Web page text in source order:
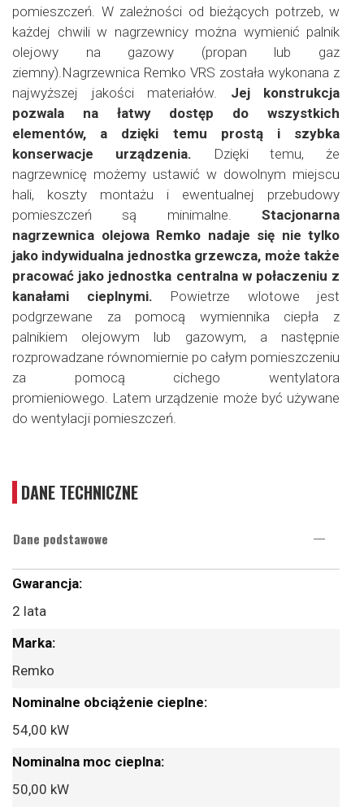
pomieszczeń. W zależności od bieżących potrzeb, w
każdej chwili w nagrzewnicy można wymienić palnik
olejowy na gazowy (propan lub gaz
ziemny).Nagrzewnica Remko VRS została wykonana z
najwyższej jakości materiałów. Jej konstrukcja
pozwala na łatwy dostęp do wszystkich
elementów, a dzięki temu prostą i szybka
konserwacje urządzenia. Dzięki temu, że
nagrzewnicę możemy ustawić w dowolnym miejscu
hali, koszty montażu i ewentualnej przebudowy
pomieszczeń są minimalne. Stacjonarna
nagrzewnica olejowa Remko nadaje się nie tylko
jako indywidualna jednostka grzewcza, może także
pracować jako jednostka centralna w połaczeniu z
kanałami cieplnymi. Powietrze wlotowe jest
podgrzewane za pomocą wymiennika ciepła z
palnikiem olejowym lub gazowym, a następnie
rozprowadzane równomiernie po całym pomieszczeniu
za pomocą cichego wentylatora
promieniowego. Latem urządzenie może być używane
do wentylacji pomieszczeń.
DANE TECHNICZNE
Dane podstawowe
Więcej
2 lata
Remko
54,00 kW
50,00 kW